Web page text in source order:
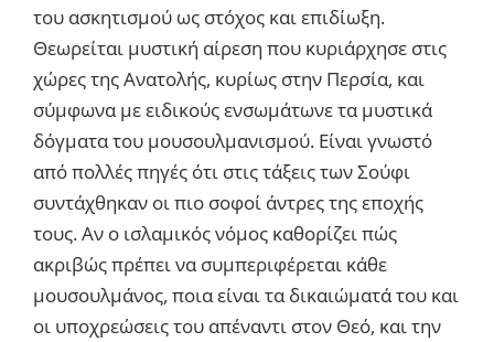
του ασκητισμού ως στόχος και επιδίωξη.
Θεωρείται μυστική αίρεση που κυριάρχησε στις
χώρες της Ανατολής, κυρίως στην Περσία, και
σύμφωνα με ειδικούς ενσωμάτωνε τα μυστικά
δόγματα του μουσουλμανισμού. Είναι γνωστό
από πολλές πηγές ότι στις τάξεις των Σούφι
συντάχθηκαν οι πιο σοφοί άντρες της εποχής
τους. Αν ο ισλαμικός νόμος καθορίζει πώς
ακριβώς πρέπει να συμπεριφέρεται κάθε
μουσουλμάνος, ποια είναι τα δικαιώματά του και
οι υποχρεώσεις του απέναντι στον Θεό, και την